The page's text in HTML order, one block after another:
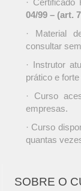
· Certificado
04/99 – (art.
· Material
consultar
· Instrutor
prático e
· Curso
empresas.
· Curso
quantas
SOBRE O